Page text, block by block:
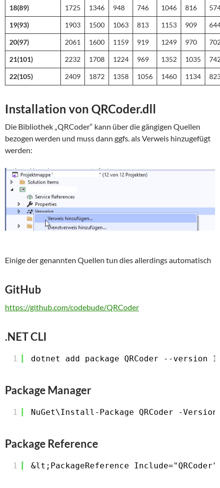
18(89) 1725 1346 948 746 1046 816
19(93) 1903 1500 1063 813 1153 909
20(97) 2061 1600 1159 919 1249 970
21(101) 2232 1708 1224 969 1352 1035
22(105) 2409 1872 1358 1056 1460 1134
Installation von QRCoder.dll
Die Bibliothek „QRCoder“ kann über die gängigen Quellen
bezogen werden und muss dann ggfs. als Verweis hinzugefügt
werden:
Einige der genannten Quellen tun dies allerdings automatisch
GitHub
https://github.com/codebude/QRCoder
.NET CLI
1 dotnet add package QRCoder --version
Package Manager
1 NuGet\Install-Package QRCoder -
Package Reference
1 &lt;PackageReference